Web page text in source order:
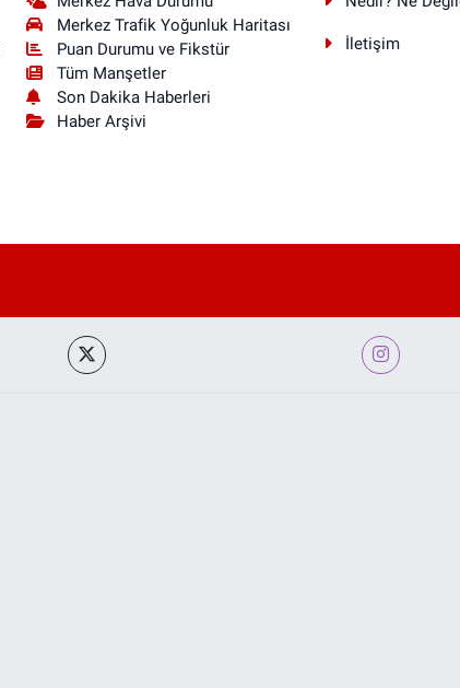
Merkez Trafik Yoğunluk Haritası
Puan Durumu ve Fikstür
Tüm Manşetler
Son Dakika Haberleri
Haber Arşivi
İletişim